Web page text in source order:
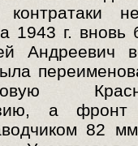
1943 г.
Андреевич
а
82